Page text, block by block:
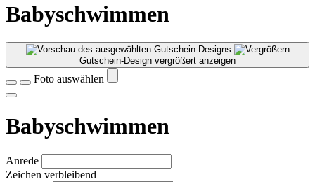
Babyschwimmen
Gutschein-Design vergrößert anzeigen
Foto auswählen
Babyschwimmen
Anrede
Zeichen verbleibend